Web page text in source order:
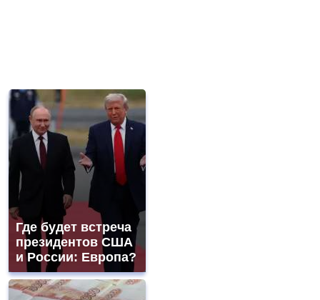
Где будет встреча
президентов США
и России: Европа?